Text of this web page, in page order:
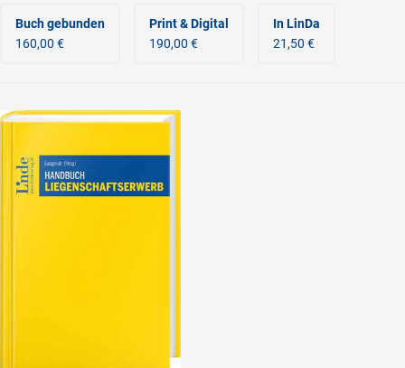
Buch gebunden
160,00 €
Print & Digital
190,00 €
In LinDa
21,50 €